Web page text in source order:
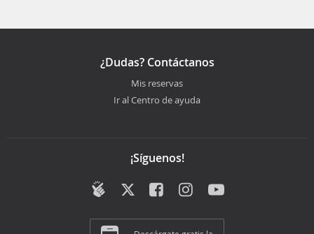
¿Dudas? Contáctanos
Mis reservas
Ir al Centro de ayuda
¡Síguenos!